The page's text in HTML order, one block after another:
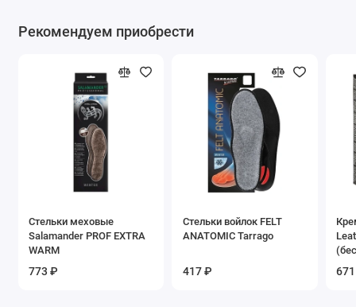
Рекомендуем приобрести
Стельки меховые
Salamander PROF EXTRA
WARM
773 ₽
Стельки войлок FELT
ANATOMIC Tarrago
417 ₽